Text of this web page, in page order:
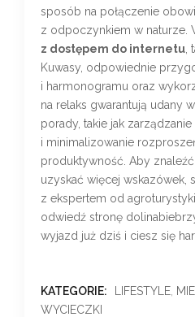
sposób na połączenie
z odpoczynkiem w naturze.
z dostępem do internetu
Kuwasy, odpowiednie
i harmonogramu oraz
na relaks gwarantują udany
porady, takie jak
i minimalizowanie
produktywność. Aby
uzyskać więcej wskazówek,
z ekspertem od
odwiedź stronę
wyjazd już dziś i ciesz się
KATEGORIE: LIFESTYLE
WYCIECZKI